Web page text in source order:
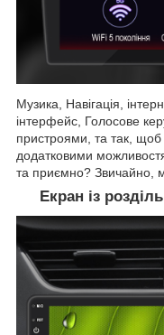
Музика, Навігація,
інтерфейс, Голосове
пристроями, та так, щоб
додатковими
та приємно? Звичайно,
Екран із